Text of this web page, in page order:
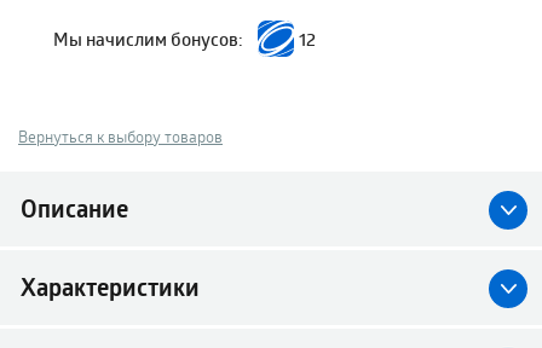
Мы начислим бонусов: 12
Вернуться к выбору товаров
Описание
Характеристики